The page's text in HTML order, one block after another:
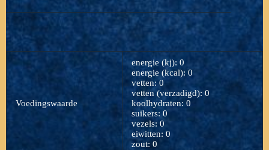
Voedingswaarde
energie (kj): 0
energie (kcal): 0
vetten: 0
vetten (verzadigd): 0
koolhydraten: 0
suikers: 0
vezels: 0
eiwitten: 0
zout: 0